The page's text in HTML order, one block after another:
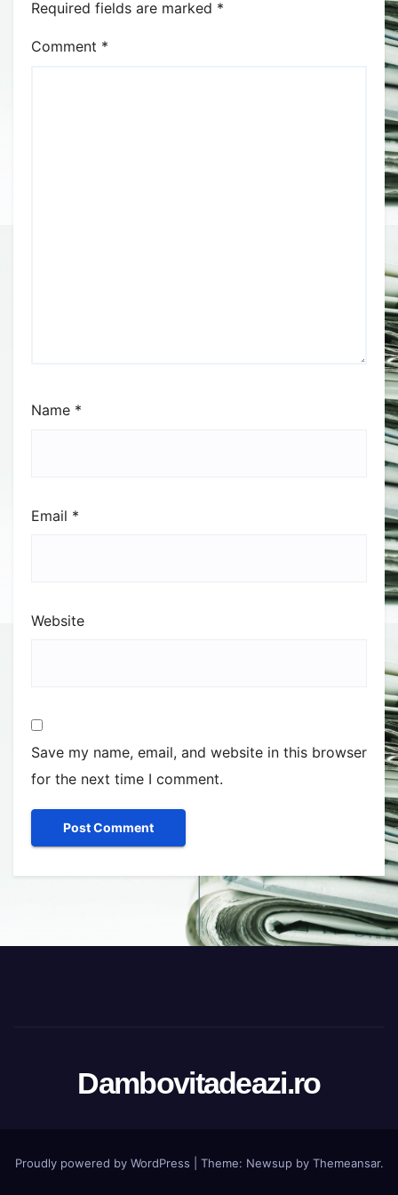
Required fields are marked *
Comment *
Name *
Email *
Website
Save my name, email, and website in this browser
for the next time I comment.
Dambovitadeazi.ro
Proudly powered by WordPress Theme: Newsupby Themeansar.